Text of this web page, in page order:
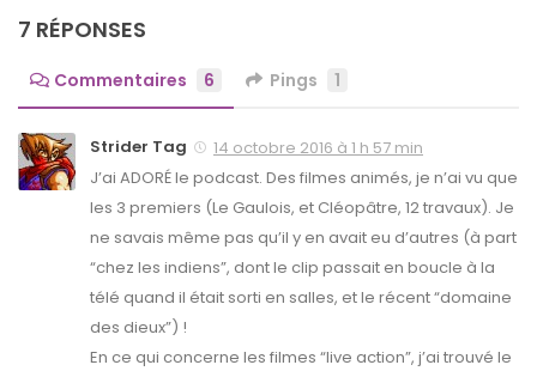
7 RÉPONSES
Commentaires 6 Pings 1
Strider Tag
14 octobre 2016 à 1 h 57 min
J’ai ADORÉ le podcast. Des filmes animés, je n’ai vu que
les 3 premiers (Le Gaulois, et Cléopâtre, 12 travaux). Je
ne savais même pas qu’il y en avait eu d’autres (à part
“chez les indiens”, dont le clip passait en boucle à la
télé quand il était sorti en salles, et le récent “domaine
des dieux”) !
En ce qui concerne les filmes “live action”, j’ai trouvé le